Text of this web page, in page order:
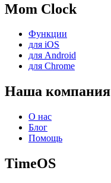
Mom Clock
Функции
для iOS
для Android
для Chrome
Наша компания
О нас
Блог
Помощь
TimeOS